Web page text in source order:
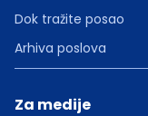
Dok tražite posao
Arhiva poslova
Za medije